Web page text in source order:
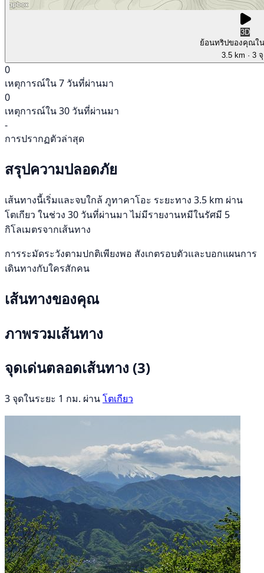
3D
ย้อนทริปของคุณใ
3.5 km · 3
0
เหตุการณ์ใน 7 วันที่ผ่านมา
0
เหตุการณ์ใน 30 วันที่ผ่านมา
-
การปรากฏตัวล่าสุด
สรุปความปลอดภัย
เส้นทางนี้เริ่มและจบใกล้ ภูทาคาโอะ ระยะทาง 3.5 km ผ่าน
โตเกียว ในช่วง 30 วันที่ผ่านมา ไม่มีรายงานหมีในรัศมี 5
กิโลเมตรจากเส้นทาง
การระมัดระวังตามปกติเพียงพอ สังเกตรอบตัวและบอกแผนการ
เดินทางกับใครสักคน
เส้นทางของคุณ
ภาพรวมเส้นทาง
จุดเด่นตลอดเส้นทาง (3)
3 จุดในระยะ 1 กม. ผ่านโตเกียว